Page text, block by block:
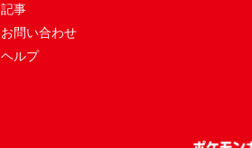
記事
お問い合わせ
ヘルプ